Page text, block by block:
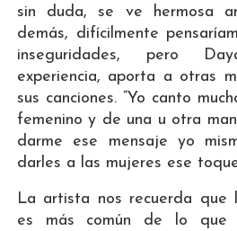
sin duda, se ve hermosa
demás, difícilmente
inseguridades, pero
experiencia, aporta a otras
sus canciones. “Yo canto
femenino y de una u otra
darme ese mensaje yo
darles a las mujeres ese
La artista nos recuerda que
es más común de lo que